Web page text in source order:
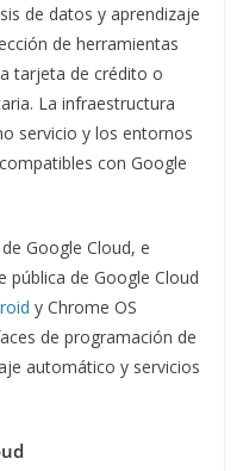
de datos y aprendizaje
de herramientas
tarjeta de crédito o
La infraestructura
servicio y los entornos
con Google
Google Cloud, e
pública de Google Cloud
y Chrome OS
de programación de
automático y servicios